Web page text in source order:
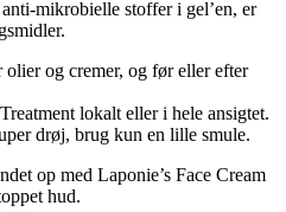
mikrobielle stoffer i gel’en, er
og cremer, og før eller efter
lokalt eller i hele ansigtet.
drøj, brug kun en lille smule.
op med Laponie’s Face Cream
hud.